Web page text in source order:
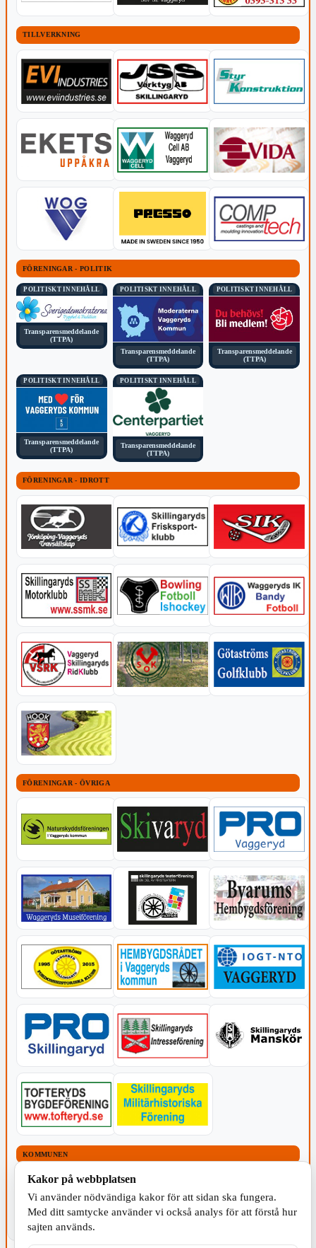
TILLVERKNING
FÖRENINGAR - POLITIK
POLITISKT INNEHÅLL
Transparensmeddelande
(TTPA)
POLITISKT INNEHÅLL
Transparensmeddelande
(TTPA)
POLITISKT INNEHÅLL
Transparensmeddelande
(TTPA)
POLITISKT INNEHÅLL
Transparensmeddelande
(TTPA)
POLITISKT INNEHÅLL
Transparensmeddelande
(TTPA)
FÖRENINGAR - IDROTT
FÖRENINGAR - ÖVRIGA
KOMMUNEN
Kakor på webbplatsen
Vi använder nödvändiga kakor för att sidan ska fungera.
Med ditt samtycke använder vi också analys för att förstå hur
sajten används.